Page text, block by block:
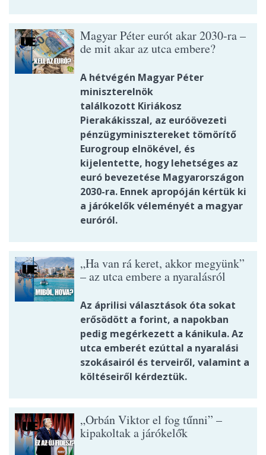
Magyar Péter eurót akar 2030-ra –
de mit akar az utca embere?
A hétvégén Magyar Péter
miniszterelnök
találkozott Kiriákosz
Pierakákisszal, az euróövezeti
pénzügyminisztereket tömörítő
Eurogroup elnökével, és
kijelentette, hogy lehetséges az
euró bevezetése Magyarországon
2030-ra. Ennek apropóján kértük ki
a járókelők véleményét a magyar
euróról.
„Ha van rá keret, akkor megyünk”
– az utca embere a nyaralásról
Az áprilisi választások óta sokat
erősödött a forint, a napokban
pedig megérkezett a kánikula. Az
utca emberét ezúttal a nyaralási
szokásairól és terveiről, valamint a
költéseiről kérdeztük.
„Orbán Viktor el fog tűnni” –
kipakoltak a járókelők